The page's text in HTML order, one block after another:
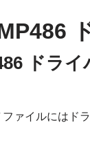
ドラ
ァイルにはド